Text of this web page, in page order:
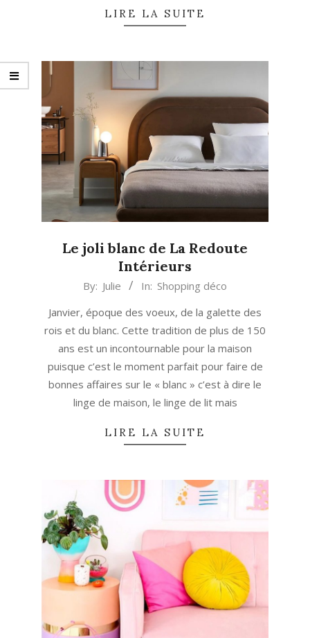
LIRE LA SUITE
Le joli blanc de La Redoute
Intérieurs
07
By: Julie In: Shopping déco
Janvier, époque des voeux, de la galette des
rois et du blanc. Cette tradition de plus de 150
ans est un incontournable pour la maison
puisque c’est le moment parfait pour faire de
bonnes affaires sur le « blanc » c’est à dire le
linge de maison, le linge de lit mais
LIRE LA SUITE